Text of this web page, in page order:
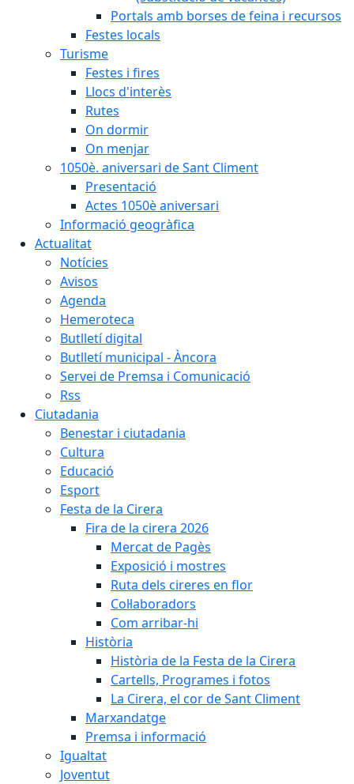
Portals amb borses de feina i recursos
Festes locals
Turisme
Festes i fires
Llocs d'interès
Rutes
On dormir
On menjar
1050è. aniversari de Sant Climent
Presentació
Actes 1050è aniversari
Informació geogràfica
Actualitat
Notícies
Avisos
Agenda
Hemeroteca
Butlletí digital
Butlletí municipal - Àncora
Servei de Premsa i Comunicació
Rss
Ciutadania
Benestar i ciutadania
Cultura
Educació
Esport
Festa de la Cirera
Fira de la cirera 2026
Mercat de Pagès
Exposició i mostres
Ruta dels cireres en flor
Col·laboradors
Com arribar-hi
Història
Història de la Festa de la Cirera
Cartells, Programes i fotos
La Cirera, el cor de Sant Climent
Marxandatge
Premsa i informació
Igualtat
Joventut